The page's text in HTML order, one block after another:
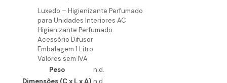
Luxedo – Higienizante Perfumado
para Unidades Interiores AC
Higienizante Perfumado
Acessório Difusor
Embalagem 1 Litro
Valores sem IVA
Peso
n.d.
Dimensões (C x L x A) n.d.